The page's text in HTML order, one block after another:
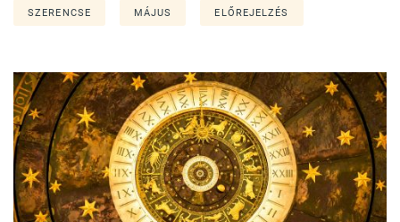
SZERENCSE MÁJUS ELŐREJELZÉS